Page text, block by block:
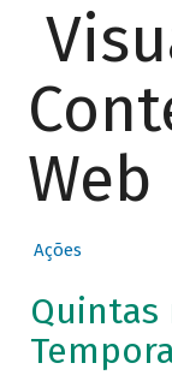
Web
Ações
Quintas